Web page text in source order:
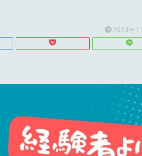
2023年